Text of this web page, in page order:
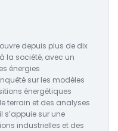
depuis plus de dix
la société, avec un
énergies
sur les modèles
énergétiques
terrain et des analyses
sur une
industrielles et des